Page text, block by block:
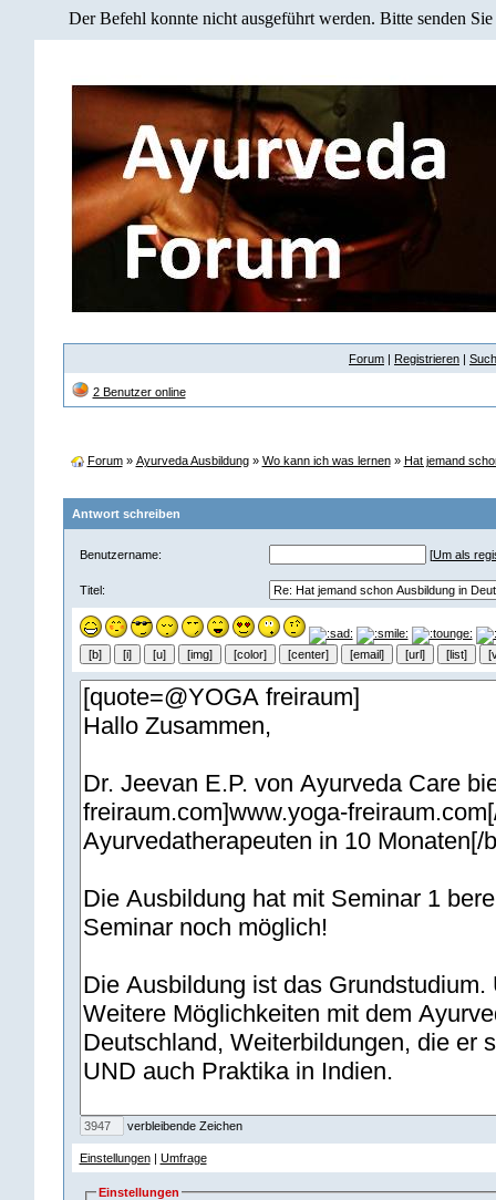
Der Befehl konnte nicht ausgeführt werden. Bitte senden
Forum | Registrieren |
2 Benutzer online
Forum» Ayurveda Ausbildung» Wo kann ich was lernen» Hat jemand
Antwort schreiben
Benutzername: [Um als
Titel:
verbleibende Zeichen
Einstellungen| Umfrage
Einstellungen